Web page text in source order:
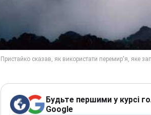
Будьте першими у курсі
Google